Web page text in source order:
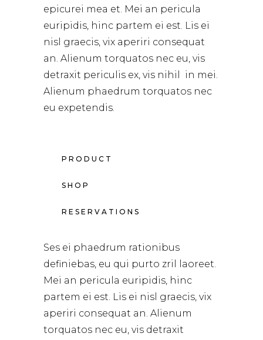
epicurei mea et. Mei an pericula
euripidis, hinc partem ei est. Lis ei
nisl graecis, vix aperiri consequat
an. Alienum torquatos nec eu, vis
detraxit periculis ex, vis nihil in mei.
Alienum phaedrum torquatos nec
eu expetendis.
PRODUCT
SHOP
RESERVATIONS
Ses ei phaedrum rationibus
definiebas, eu qui purto zril laoreet.
Mei an pericula euripidis, hinc
partem ei est. Lis ei nisl graecis, vix
aperiri consequat an. Alienum
torquatos nec eu, vis detraxit